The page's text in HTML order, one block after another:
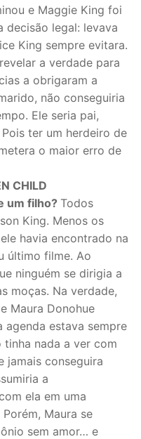
e Maggie King foi
decisão legal: levava
King sempre evitara.
a verdade para
a obrigaram a
não conseguiria
Ele seria pai,
ter um herdeiro de
o maior erro de
CHILD
um filho? Todos
King. Menos os
havia encontrado na
último filme. Ao
ninguém se dirigia a
moças. Na verdade,
Maura Donohue
agenda estava sempre
nada a ver com
jamais conseguira
a
ela em uma
Maura se
sem amor… e